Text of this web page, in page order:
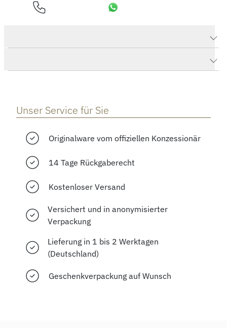
Unser Service für Sie
Originalware vom offiziellen Konzessionär
14 Tage Rückgaberecht
Kostenloser Versand
Versichert und in anonymisierter
Verpackung
Lieferung in 1 bis 2 Werktagen
(Deutschland)
Geschenkverpackung auf Wunsch